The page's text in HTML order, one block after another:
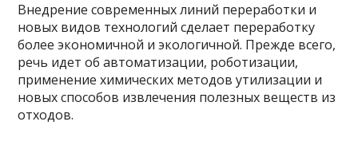
Внедрение современных линий переработки и
новых видов технологий сделает переработку
более экономичной и экологичной. Прежде всего,
речь идет об автоматизации, роботизации,
применение химических методов утилизации и
новых способов извлечения полезных веществ из
отходов.